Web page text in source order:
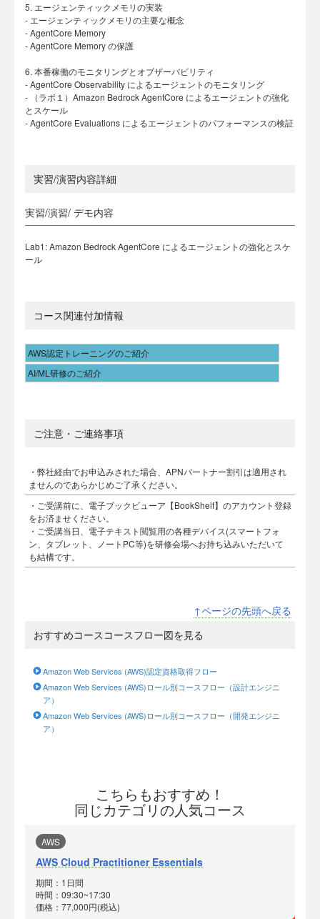
5. エージェンティックメモリの実装
- エージェンティックメモリの主要な概念
- AgentCore Memory
- AgentCore Memory の保護
6. 本番稼働のモニタリングとオブザーバビリティ
- AgentCore Observability によるエージェントのモニタリング
- （ラボ１）Amazon Bedrock AgentCore によるエージェントの強化
とスケール
- AgentCore Evaluations によるエージェントのパフォーマンスの検証
実習/演習内容詳細
実習/演習/ デモ内容
Lab1: Amazon Bedrock AgentCore によるエージェントの強化とスケ
ール
コース関連付加情報
AWS認定トレーニングのご紹介
AI/ML研修のご紹介
ご注意・ご連絡事項
・弊社経由でお申込みされた場合、APNパートナー割引は適用され
ませんのであらかじめご了承ください。
・ご受講前に、電子ブックビューア【BookShelf】のアカウント登録
をお済ませください。
・ご受講当日、電子テキスト閲覧用の各種デバイス(スマートフォ
ン、タブレット、ノートPC等)を研修会場へお持ち込みいただいて
も結構です。
↑ページの先頭へ戻る
おすすめコースコースフロー図を見る
Amazon Web Services (AWS)認定資格取得フロー
Amazon Web Services (AWS)ロール別コースフロー（設計エンジニ
ア）
Amazon Web Services (AWS)ロール別コースフロー（開発エンジニ
ア）
こちらもおすすめ！
同じカテゴリの人気コース
AWS
AWS Cloud Practitioner Essentials
期間：1日間
時間：09:30~17:30
価格：77,000円(税込)